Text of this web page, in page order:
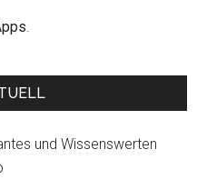
.
und Wissenswerten